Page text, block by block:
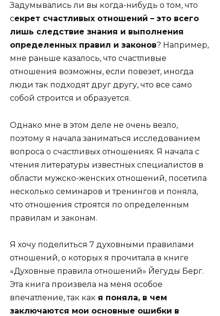
Задумывались ли вы когда-нибудь о том, что
секрет счастливых отношений – это всего
лишь следствие знания и выполнения
определенных правил и законов? Например,
мне раньше казалось, что счастливые
отношения возможны, если повезет, иногда
люди так подходят друг другу, что все само
собой строится и образуется.
Однако мне в этом деле не очень везло,
поэтому я начала заниматься исследованием
вопроса о счастливых отношениях. Я начала с
чтения литературы известных специалистов в
области мужско-женских отношений, посетила
несколько семинаров и тренингов и поняла,
что отношения строятся по определенным
правилам и законам.
Я хочу поделиться 7 духовными правилами
отношений, о которых я прочитала в книге
«Духовные правила отношений» Йегуды Берг.
Эта книга произвела на меня особое
впечатление, так как я поняла, в чем
заключаются мои основные ошибки в